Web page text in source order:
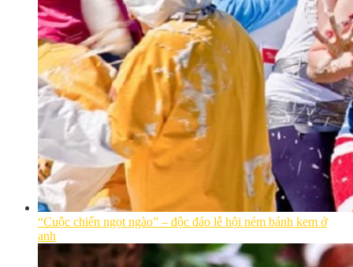
“Cuộc chiến ngọt ngào” – độc đáo lễ hội ném bánh kem ở
anh